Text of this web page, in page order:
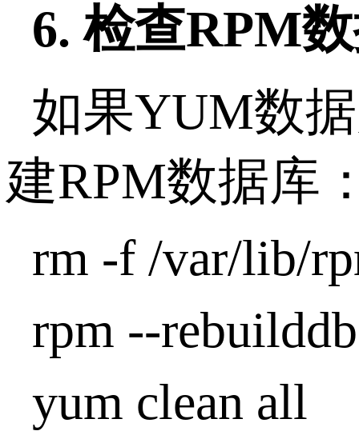
6. 检查RPM
如果YUM数
建RPM数据库
rm -f /var/lib/
rpm --rebuilddb
yum clean all